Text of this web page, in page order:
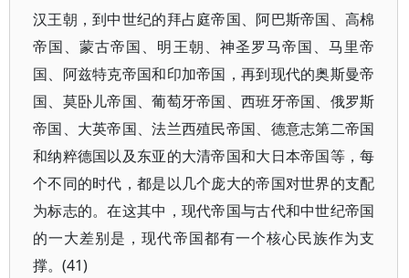
汉王朝，到中世纪的拜占庭帝国、阿巴斯帝国、高棉
帝国、蒙古帝国、明王朝、神圣罗马帝国、马里帝
国、阿兹特克帝国和印加帝国，再到现代的奥斯曼帝
国、莫卧儿帝国、葡萄牙帝国、西班牙帝国、俄罗斯
帝国、大英帝国、法兰西殖民帝国、德意志第二帝国
和纳粹德国以及东亚的大清帝国和大日本帝国等，每
个不同的时代，都是以几个庞大的帝国对世界的支配
为标志的。在这其中，现代帝国与古代和中世纪帝国
的一大差别是，现代帝国都有一个核心民族作为支
撑。(41)